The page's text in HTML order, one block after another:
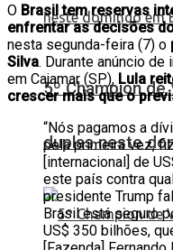
5º Champion
duplas neste
O Brasil tem reservas
enfrentar as decisões
nesta segunda-feira (7) o
Silva. Durante anúncio
em Cajamar (SP), Lula
crescer mais que o
“Nós pagamos a
pela primeira vez,
[internacional] de
este país contra
presidente Trump
Brasil está seguro
US$ 350 bilhões,